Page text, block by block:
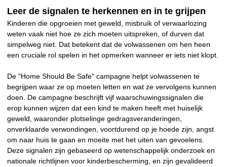
Leer de signalen te herkennen en in te grijpen
Kinderen die opgroeien met geweld, misbruik of verwaarlozing
weten vaak niet hoe ze zich moeten uitspreken, of durven dat
simpelweg niet. Dat betekent dat de volwassenen om hen heen
een cruciale rol spelen in het opmerken wanneer er iets niet klopt.
De "Home Should Be Safe" campagne helpt volwassenen te
begrijpen waar ze op moeten letten en wat ze vervolgens kunnen
doen. De campagne beschrijft vijf waarschuwingssignalen die
erop kunnen wijzen dat een kind te maken heeft met huiselijk
geweld, waaronder plotselinge gedragsveranderingen,
onverklaarde verwondingen, voortdurend op je hoede zijn, angst
om naar huis te gaan en moeite met het uiten van gevoelens.
Deze signalen zijn gebaseerd op wetenschappelijk onderzoek en
nationale richtlijnen voor kinderbescherming, en zijn gevalideerd